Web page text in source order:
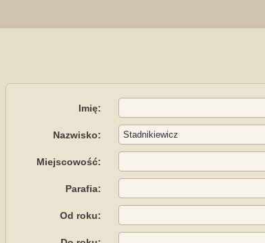
Imię:
Nazwisko:
Miejscowość:
Parafia:
Od roku: